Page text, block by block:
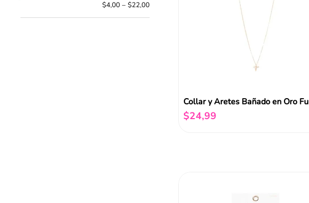
$4,00 – $22,00
$24,99